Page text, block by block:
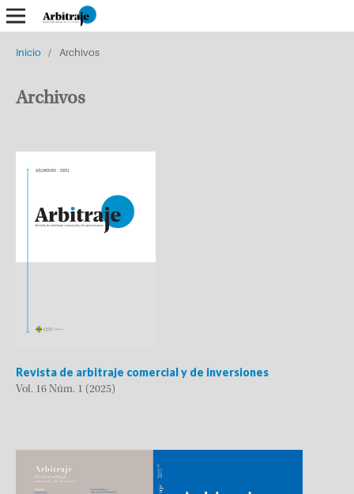
Inicio / Archivos
Archivos
Revista de arbitraje comercial y de inversiones
Vol. 16 Núm. 1 (2025)